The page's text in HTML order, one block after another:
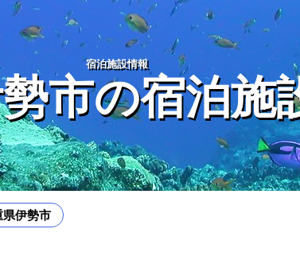
宿泊施設情報
市の宿泊施
県伊勢市